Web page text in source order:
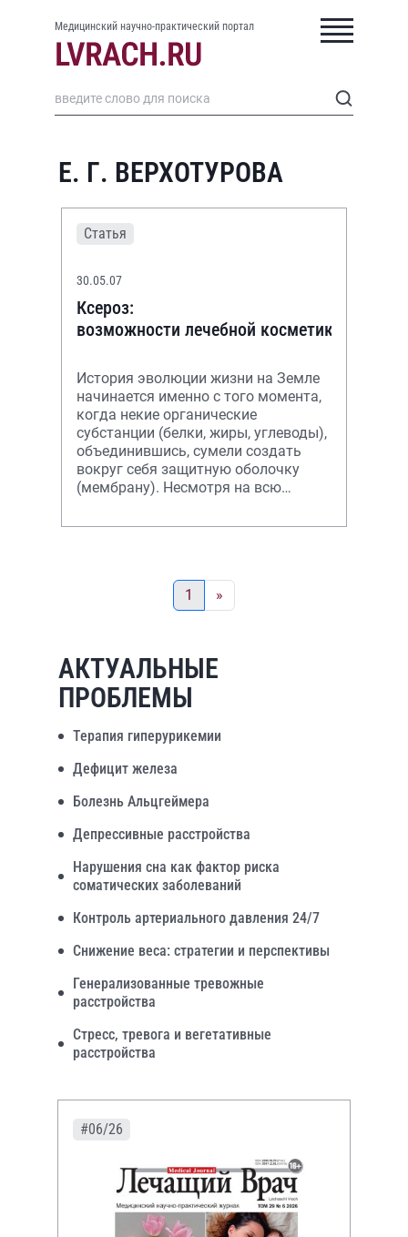
Медицинский научно-практический портал
Е. Г. ВЕРХОТУРОВА
Статья
30.05.07
Ксероз:
возможности лечебной косметики
История эволюции жизни на Земле
начинается именно с того момента,
когда некие органические
субстанции (белки, жиры, углеводы),
объединившись, сумели создать
вокруг себя защитную оболочку
(мембрану). Несмотря на всю
1 »
АКТУАЛЬНЫЕ
ПРОБЛЕМЫ
Терапия гиперурикемии
Дефицит железа
Болезнь Альцгеймера
Депрессивные расстройства
Нарушения сна как фактор риска
соматических заболеваний
Контроль артериального давления 24/7
Снижение веса: стратегии и перспективы
Генерализованные тревожные
расстройства
Стресс, тревога и вегетативные
расстройства
#06/26